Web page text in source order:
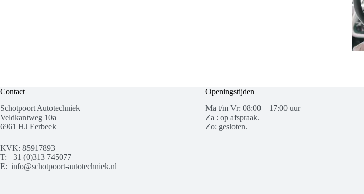
Contact
Schotpoort Autotechniek
Veldkantweg 10a
6961 HJ Eerbeek
KVK: 85917893
T: +31 (0)313 745077
E: info@schotpoort-autotechniek.nl
Openingstijden
Ma t/m Vr: 08:00 – 17:00 uur
Za : op afspraak.
Zo: gesloten.